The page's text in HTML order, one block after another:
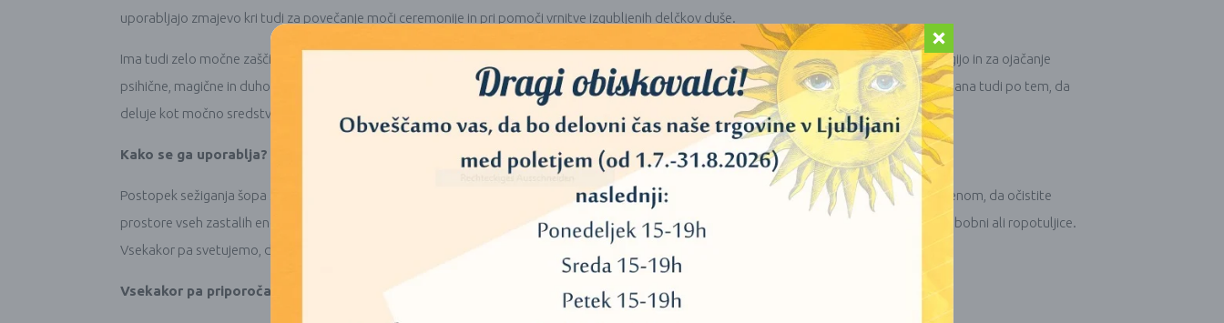
uporabljajo zmajevo kri tudi za povečanje moči ceremonije in pri pomoči vrnitve izgubljenih delčkov duše.
Ima tudi zelo močne zaščitne lastnosti. Rdeča smola zmajeve krvi se je tradicionalno uporabljala za čiščenje polja z negativno ali zastalo energijo in za ojačanje
psihične, magične in duhovne energije. Prav tako naj bi se izboljšalo zdravje, moč in naj bi pomagala pri zdravljenju impotence. Zmajeva kri je znana tudi po tem, da
deluje kot močno sredstvo za razstrupljanje in čiščenje krvi.
Kako se ga uporablja?
Postopek sežiganja šopa suhih zelišč ali listov je del tradicij po celem svetu. Lahko prižgete vaš žajbelj in se sprehodite po vašem domu z namenom, da očistite
prostore vseh zastalih energij. Dovolite, da vas duh žajblja void skozi pesem moči vašega srca. Ob “žajbljanju” lahko uporabite glasbila, kot so bobni ali ropotuljice.
Vsekakor pa svetujemo, da se z duhom žajblja povežete v kratki molitvi.
Vsekakor pa priporočame čiščenje z dimom kateregakoli žajblja v naslednjih primerih: